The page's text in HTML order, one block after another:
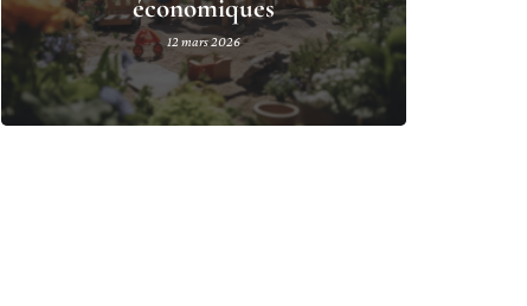
économiques
12 mars 2026